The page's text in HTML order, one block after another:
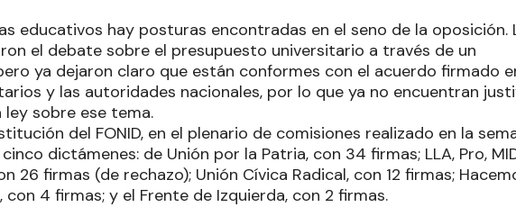
educativos hay posturas encontradas en el seno de la oposición.
el debate sobre el presupuesto universitario a través de un
ya dejaron claro que están conformes con el acuerdo firmado
y las autoridades nacionales, por lo que ya no encuentran
sobre ese tema.
del FONID, en el plenario de comisiones realizado en la
dictámenes: de Unión por la Patria, con 34 firmas; LLA, Pro,
26 firmas (de rechazo); Unión Cívica Radical, con 12 firmas;
con 4 firmas; y el Frente de Izquierda, con 2 firmas.